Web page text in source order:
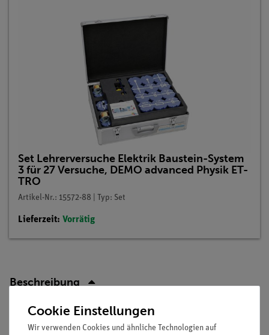
Set Lehrerversuche Elektrik Baustein-System
3 für 27 Versuche, DEMO advanced Physik ET-
TRO
Artikel-Nr.: 15572-88 | Typ: Set
Lieferzeit: Vorrätig
Beschreibung
PrinzipCookie Einstellungen
Wir verwenden Cookies und ähnliche Technologien auf